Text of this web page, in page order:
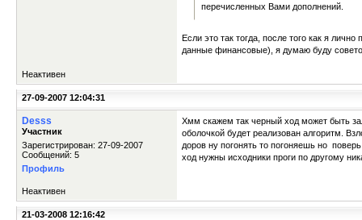
перечисленных Вами дополнений.
Если это так тогда, после того как я
данные финансовые), я думаю буду
Неактивен
27-09-2007 12:04:31
Desss
Участник
Зарегистрирован: 27-09-2007
Сообщений: 5
Профиль
Хмм скажем так черный ход может быть
оболочкой будет реализован алгоритм.
доров ну погонять то погоняешь но
ход нужны исходники проги по другому
Неактивен
21-03-2008 12:16:42